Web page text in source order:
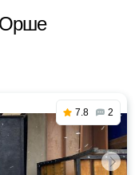
Орше
7.8 2